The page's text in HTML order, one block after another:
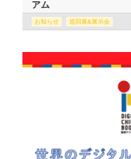
アム
お知らせ 巡回展&展示会